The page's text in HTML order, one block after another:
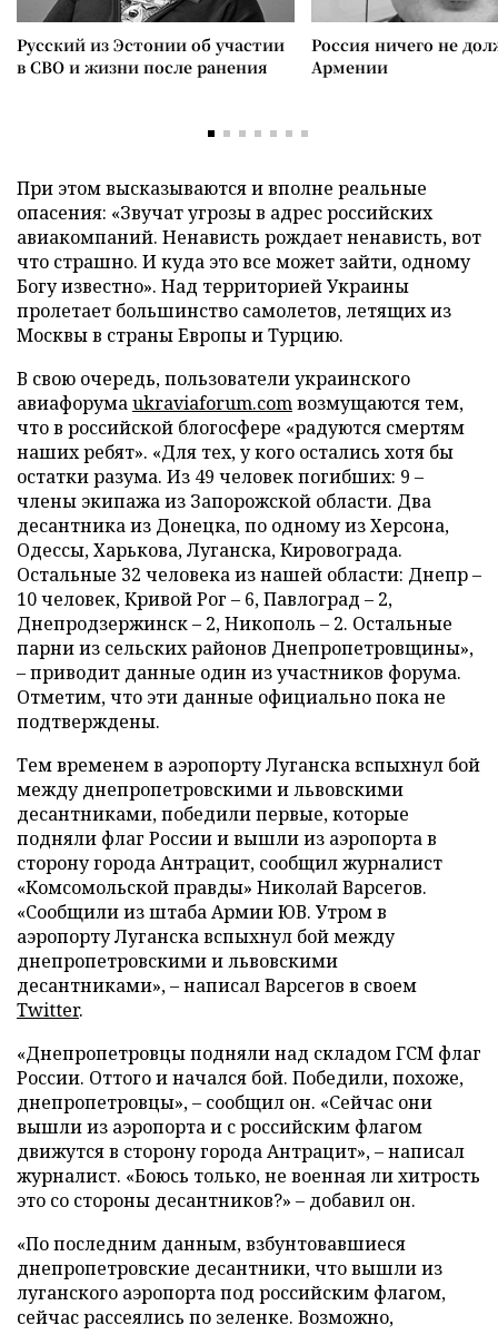
Русский из Эстонии об участии
в СВО и жизни после ранения
Россия ничего не
Армении
При этом высказываются и вполне реальные
опасения: «Звучат угрозы в адрес российских
авиакомпаний. Ненависть рождает ненависть, вот
что страшно. И куда это все может зайти, одному
Богу известно». Над территорией Украины
пролетает большинство самолетов, летящих из
Москвы в страны Европы и Турцию.
В свою очередь, пользователи украинского
авиафорумаukraviaforum.comвозмущаются тем,
что в российской блогосфере «радуются смертям
наших ребят». «Для тех, у кого остались хотя бы
остатки разума. Из 49 человек погибших: 9 –
члены экипажа из Запорожской области. Два
десантника из Донецка, по одному из Херсона,
Одессы, Харькова, Луганска, Кировограда.
Остальные 32 человека из нашей области: Днепр –
10 человек, Кривой Рог – 6, Павлоград – 2,
Днепродзержинск – 2, Никополь – 2. Остальные
парни из сельских районов Днепропетровщины»,
– приводит данные один из участников форума.
Отметим, что эти данные официально пока не
подтверждены.
Тем временем в аэропорту Луганска вспыхнул бой
между днепропетровскими и львовскими
десантниками, победили первые, которые
подняли флаг России и вышли из аэропорта в
сторону города Антрацит, сообщил журналист
«Комсомольской правды» Николай Варсегов.
«Сообщили из штаба Армии ЮВ. Утром в
аэропорту Луганска вспыхнул бой между
днепропетровскими и львовскими
десантниками», – написал Варсегов в своем
Twitter.
«Днепропетровцы подняли над складом ГСМ флаг
России. Оттого и начался бой. Победили, похоже,
днепропетровцы», – сообщил он. «Сейчас они
вышли из аэропорта и с российским флагом
движутся в сторону города Антрацит», – написал
журналист. «Боюсь только, не военная ли хитрость
это со стороны десантников?» – добавил он.
«По последним данным, взбунтовавшиеся
днепропетровские десантники, что вышли из
луганского аэропорта под российским флагом,
сейчас рассеялись по зеленке. Возможно,